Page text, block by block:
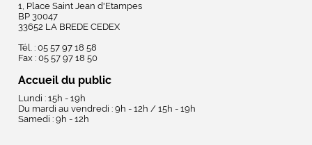
1, Place Saint Jean d'Etampes
BP 30047
33652 LA BREDE CEDEX
Tél. : 05 57 97 18 58
Fax : 05 57 97 18 50
Accueil du public
Lundi : 15h - 19h
Du mardi au vendredi : 9h - 12h / 15h - 19h
Samedi : 9h - 12h